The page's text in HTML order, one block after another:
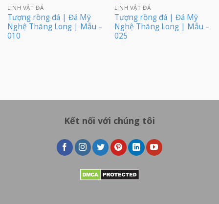
LINH VẬT ĐÁ
Tượng rồng đá | Đá Mỹ
Nghệ Thăng Long | Mẫu –
010
LINH VẬT ĐÁ
Tượng rồng đá | Đá Mỹ
Nghệ Thăng Long | Mẫu –
025
Kết nối với chúng tôi